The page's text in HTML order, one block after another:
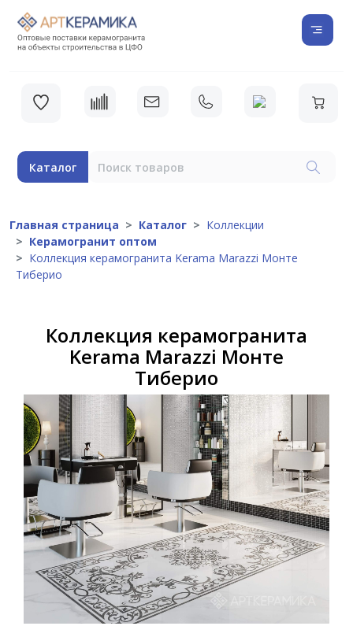
Каталог
Главная страница Каталог
Коллекции
Керамогранит оптом
Коллекция керамогранита Kerama Marazzi Монте
Тиберио
Коллекция керамогранита
Kerama Marazzi Монте
Тиберио